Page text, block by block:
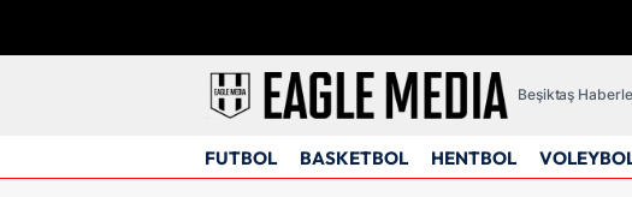
Beşiktaş
FUTBOL BASKETBOL HENTBOL